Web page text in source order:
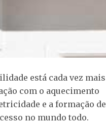
está cada vez mais
com o aquecimento
e a formação de
no mundo todo.